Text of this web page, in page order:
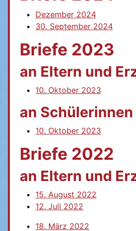
Dezember 2024
30. September 2024
Briefe 2023
an Eltern und
10. Oktober 2023
an
10. Oktober 2023
Briefe 2022
an Eltern und
15. August 2022
12. Juli 2022
18. März 2022